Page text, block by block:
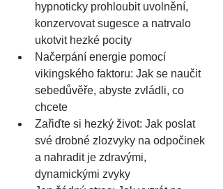
hypnoticky prohloubit uvolnění,
konzervovat sugesce a natrvalo
ukotvit hezké pocity
Načerpání energie pomocí
vikingského faktoru: Jak se naučit
sebedůvěře, abyste zvládli, co
chcete
Zařiďte si hezký život: Jak poslat
své drobné zlozvyky na odpočinek
a nahradit je zdravými,
dynamickými zvyky